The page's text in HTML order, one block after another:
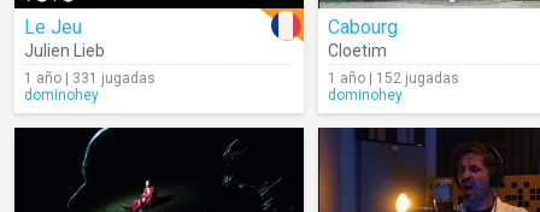
Le Jeu
Julien Lieb
1 año | 331 jugadas
dominohey
Cabourg
Cloetim
1 año | 152 jugadas
dominohey